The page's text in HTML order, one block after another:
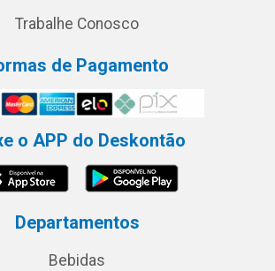
Trabalhe Conosco
de Pagamento
o APP do Deskontão
Departamentos
Bebidas